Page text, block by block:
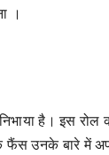
।
है। इस
के फैंस उनके बारे